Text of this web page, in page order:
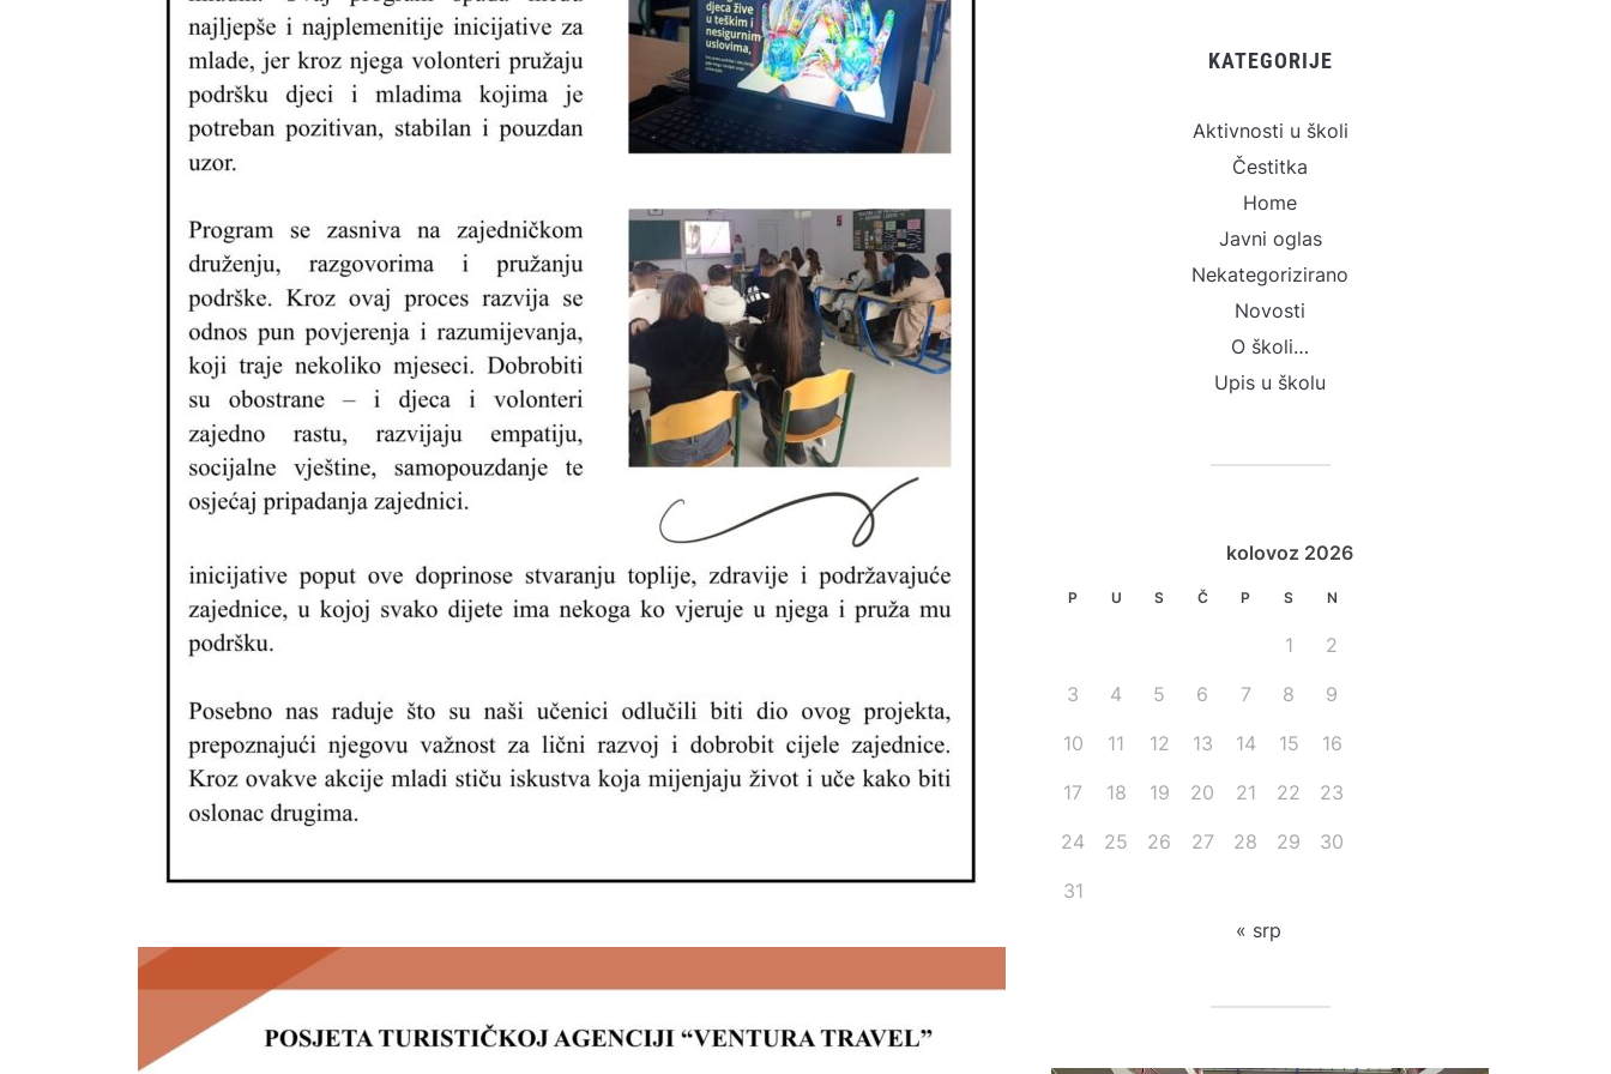
KATEGORIJE
Aktivnosti u školi
Čestitka
Home
Javni oglas
Nekategorizirano
Novosti
O školi…
Upis u školu
kolovoz 2026
P U S Č P S N
1 2
3 4 5 6 7 8 9
10 11 12 13 14 15 16
17 18 19 20 21 22 23
24 25 26 27 28 29 30
31
« srp